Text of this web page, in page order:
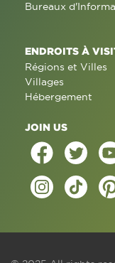
Bureaux
ENDROITS À
Régions et Villes
Villages
Hébergement
JOIN US